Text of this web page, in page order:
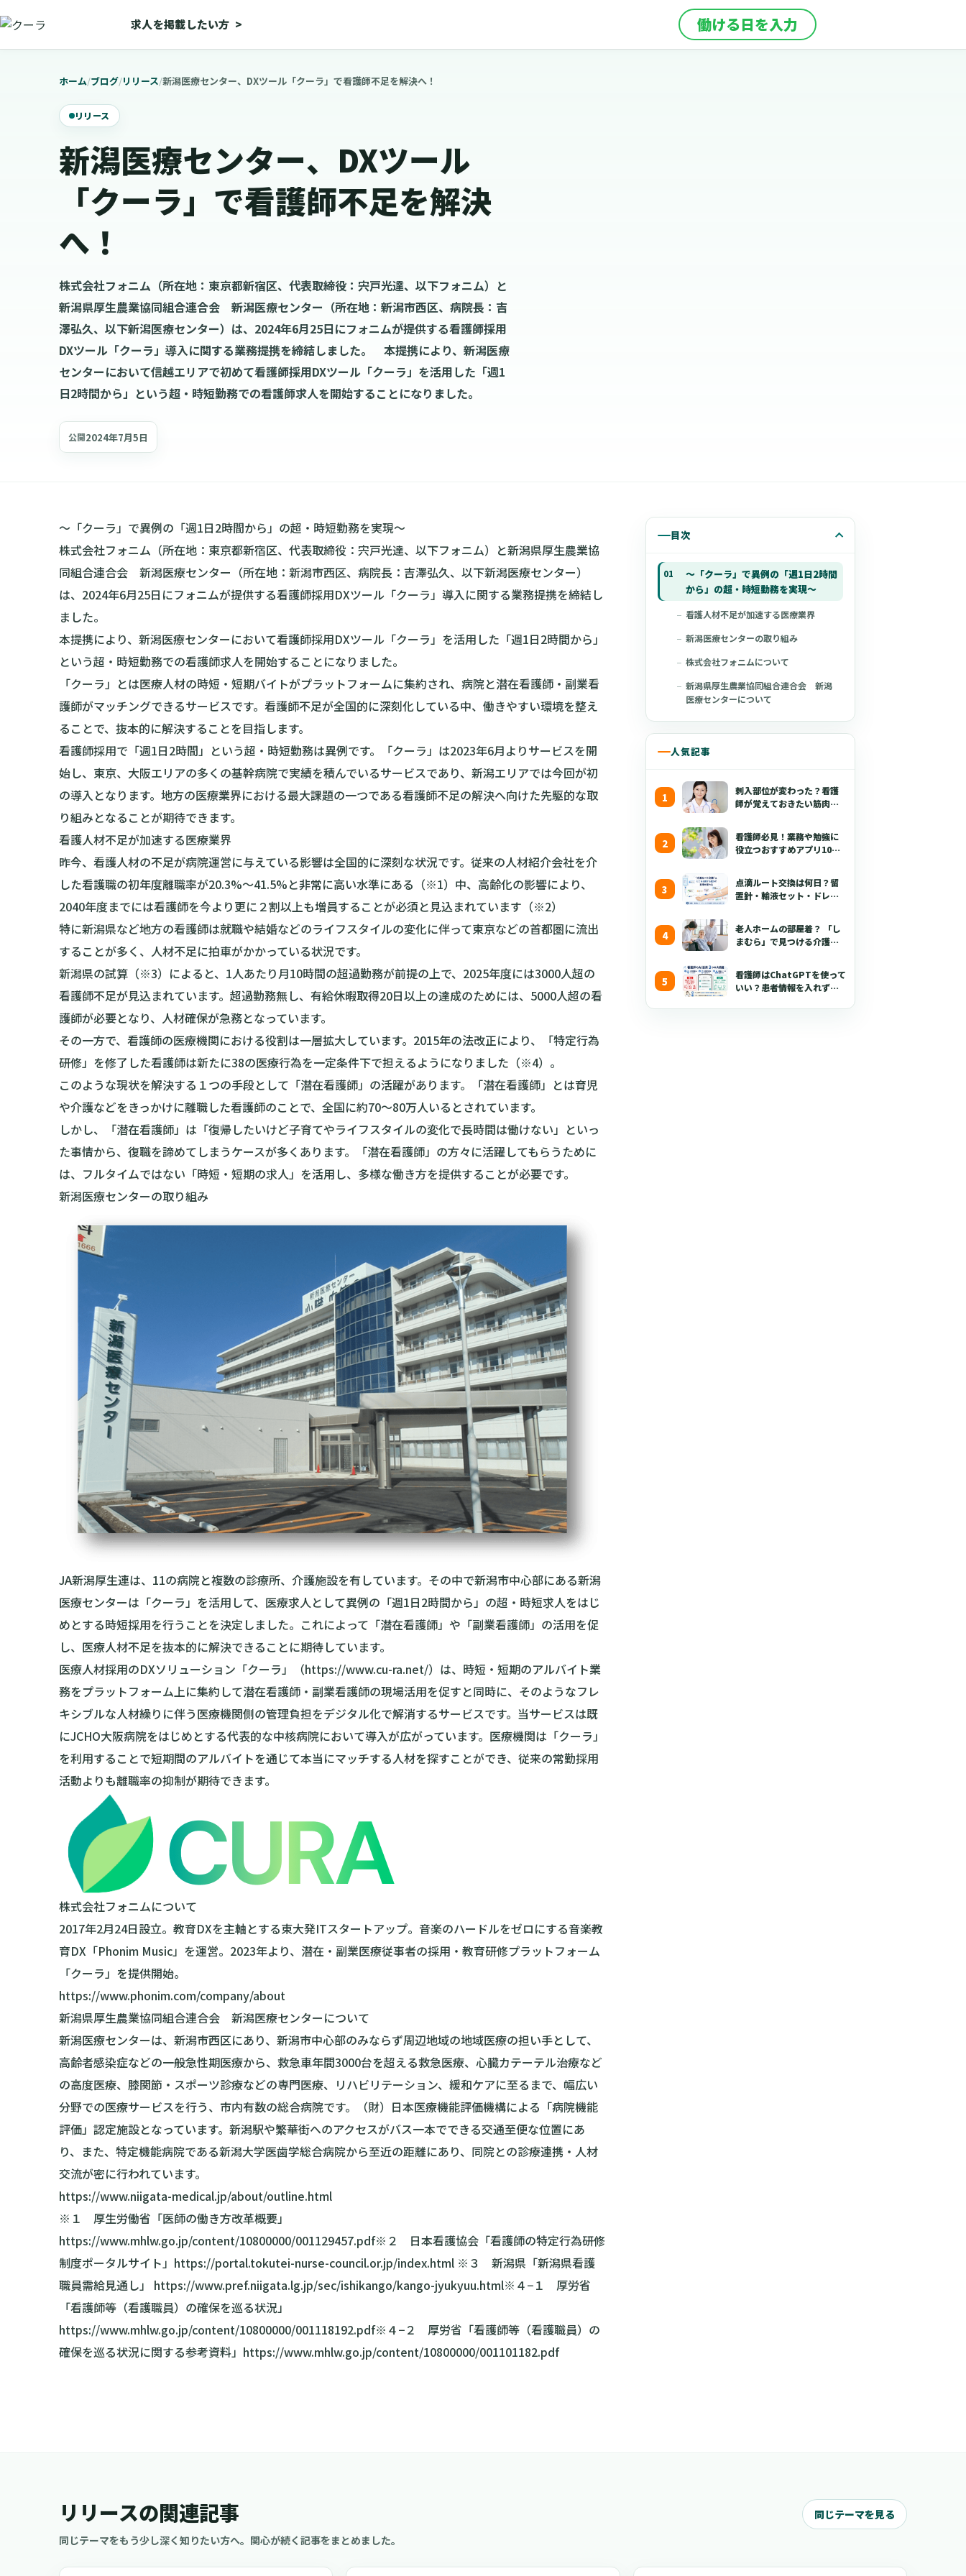
求人を掲載したい方 > 働ける日を入力
ホーム/ブログ/リリース/新潟医療センター、DXツール「クーラ」で看護師不足を解決へ！
リリース
新潟医療センター、DXツール
「クーラ」で看護師不足を解決
へ！
株式会社フォニム（所在地：東京都新宿区、代表取締役：宍戸光達、以下フォニム）と
新潟県厚生農業協同組合連合会 新潟医療センター（所在地：新潟市西区、病院長：吉
澤弘久、以下新潟医療センター）は、2024年6月25日にフォニムが提供する看護師採用
DXツール「クーラ」導入に関する業務提携を締結しました。 本提携により、新潟医療
センターにおいて信越エリアで初めて看護師採用DXツール「クーラ」を活用した「週1
日2時間から」という超・時短勤務での看護師求人を開始することになりました。
公開2024年7月5日
目次
〜「クーラ」で異例の「週1日2時間
から」の超・時短勤務を実現〜
看護人材不足が加速する医療業界
新潟医療センターの取り組み
株式会社フォニムについて
新潟県厚生農業協同組合連合会 新潟
医療センターについて
人気記事
刺入部位が変わった？看護
師が覚えておきたい筋肉注
看護師必見！業務や勉強に
役立つおすすめアプリ10選
点滴ルート交換は何日？留
置針・輸液セット・ドレッ
【2026年版】
老人ホームの部屋着？ 「し
まむら」で見つける介護職
看護師はChatGPTを使って
いい？患者情報を入れずに
〜「クーラ」で異例の「週1日2時間から」の超・時短勤務を実現〜
株式会社フォニム（所在地：東京都新宿区、代表取締役：宍戸光達、以下フォニム）と新潟県厚生農業協
同組合連合会 新潟医療センター（所在地：新潟市西区、病院長：吉澤弘久、以下新潟医療センター）
は、2024年6月25日にフォニムが提供する看護師採用DXツール「クーラ」導入に関する業務提携を締結し
ました。
本提携により、新潟医療センターにおいて看護師採用DXツール「クーラ」を活用した「週1日2時間から」
という超・時短勤務での看護師求人を開始することになりました。
「クーラ」とは医療人材の時短・短期バイトがプラットフォームに集約され、病院と潜在看護師・副業看
護師がマッチングできるサービスです。看護師不足が全国的に深刻化している中、働きやすい環境を整え
ることで、抜本的に解決することを目指します。
看護師採用で「週1日2時間」という超・時短勤務は異例です。「クーラ」は2023年6月よりサービスを開
始し、東京、大阪エリアの多くの基幹病院で実績を積んでいるサービスであり、新潟エリアでは今回が初
の導入となります。地方の医療業界における最大課題の一つである看護師不足の解決へ向けた先駆的な取
り組みとなることが期待できます。
看護人材不足が加速する医療業界
昨今、看護人材の不足が病院運営に与えている影響は全国的に深刻な状況です。従来の人材紹介会社を介
した看護職の初年度離職率が20.3%〜41.5%と非常に高い水準にある（※1）中、高齢化の影響により、
2040年度までには看護師を今より更に２割以上も増員することが必須と見込まれています（※2）
特に新潟県など地方の看護師は就職や結婚などのライフスタイルの変化に伴って東京などの首都圏に流出
することが多く、人材不足に拍車がかかっている状況です。
新潟県の試算（※3）によると、1人あたり月10時間の超過勤務が前提の上で、2025年度には3000人超の
看護師不足が見込まれています。超過勤務無し、有給休暇取得20日以上の達成のためには、5000人超の看
護師が必要となり、人材確保が急務となっています。
その一方で、看護師の医療機関における役割は一層拡大しています。2015年の法改正により、「特定行為
研修」を修了した看護師は新たに38の医療行為を一定条件下で担えるようになりました（※4）。
このような現状を解決する１つの手段として「潜在看護師」の活躍があります。「潜在看護師」とは育児
や介護などをきっかけに離職した看護師のことで、全国に約70〜80万人いるとされています。
しかし、「潜在看護師」は「復帰したいけど子育てやライフスタイルの変化で長時間は働けない」といっ
た事情から、復職を諦めてしまうケースが多くあります。「潜在看護師」の方々に活躍してもらうために
は、フルタイムではない「時短・短期の求人」を活用し、多様な働き方を提供することが必要です。
新潟医療センターの取り組み
JA新潟厚生連は、11の病院と複数の診療所、介護施設を有しています。その中で新潟市中心部にある新潟
医療センターは「クーラ」を活用して、医療求人として異例の「週1日2時間から」の超・時短求人をはじ
めとする時短採用を行うことを決定しました。これによって「潜在看護師」や「副業看護師」の活用を促
し、医療人材不足を抜本的に解決できることに期待しています。
医療人材採用のDXソリューション「クーラ」（https://www.cu-ra.net/）は、時短・短期のアルバイト業
務をプラットフォーム上に集約して潜在看護師・副業看護師の現場活用を促すと同時に、そのようなフレ
キシブルな人材繰りに伴う医療機関側の管理負担をデジタル化で解消するサービスです。当サービスは既
にJCHO大阪病院をはじめとする代表的な中核病院において導入が広がっています。医療機関は「クーラ」
を利用することで短期間のアルバイトを通じて本当にマッチする人材を探すことができ、従来の常勤採用
活動よりも離職率の抑制が期待できます。
株式会社フォニムについて
2017年2月24日設立。教育DXを主軸とする東大発ITスタートアップ。音楽のハードルをゼロにする音楽教
育DX「Phonim Music」を運営。2023年より、潜在・副業医療従事者の採用・教育研修プラットフォーム
「クーラ」を提供開始。
https://www.phonim.com/company/about
新潟県厚生農業協同組合連合会 新潟医療センターについて
新潟医療センターは、新潟市西区にあり、新潟市中心部のみならず周辺地域の地域医療の担い手として、
高齢者感染症などの一般急性期医療から、救急車年間3000台を超える救急医療、心臓カテーテル治療など
の高度医療、膝関節・スポーツ診療などの専門医療、リハビリテーション、緩和ケアに至るまで、幅広い
分野での医療サービスを行う、市内有数の総合病院です。（財）日本医療機能評価機構による「病院機能
評価」認定施設となっています。新潟駅や繁華街へのアクセスがバス一本でできる交通至便な位置にあ
り、また、特定機能病院である新潟大学医歯学総合病院から至近の距離にあり、同院との診療連携・人材
交流が密に行われています。
https://www.niigata-medical.jp/about/outline.html
※１ 厚生労働省「医師の働き方改革概要」
https://www.mhlw.go.jp/content/10800000/001129457.pdf※２ 日本看護協会「看護師の特定行為研修
制度ポータルサイト」 https://portal.tokutei-nurse-council.or.jp/index.html ※３ 新潟県「新潟県看護
職員需給見通し」 https://www.pref.niigata.lg.jp/sec/ishikango/kango-jyukyuu.html※４−１ 厚労省
「看護師等（看護職員）の確保を巡る状況」
https://www.mhlw.go.jp/content/10800000/001118192.pdf※４−２ 厚労省「看護師等（看護職員）の
確保を巡る状況に関する参考資料」 https://www.mhlw.go.jp/content/10800000/001101182.pdf
リリースの関連記事
同じテーマをもう少し深く知りたい方へ。関心が続く記事をまとめました。
同じテーマを見る